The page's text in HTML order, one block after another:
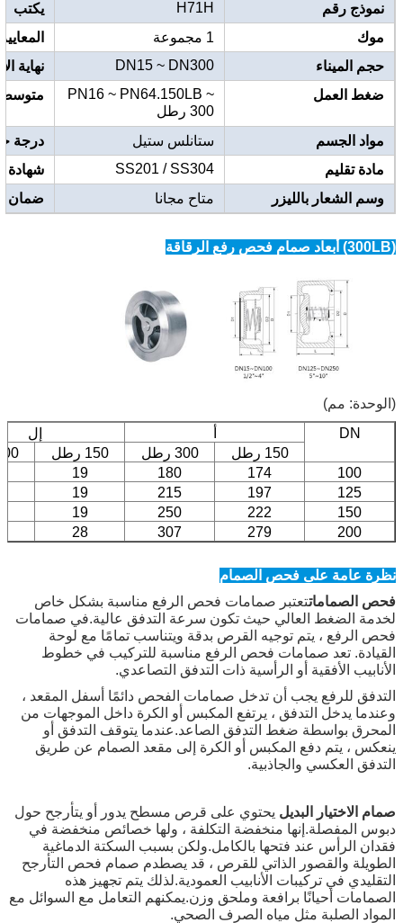
نموذج رقم
H71H
يكتب
موك
1 مجموعة
حجم الميناء
DN15 ~ DN300
نهاية
ضغط العمل
PN16 ~ PN64.150LB ~
300 رطل
متوسط
مواد الجسم ستانلس ستيل
درجة
مادة تقليم
SS201 / SS304
شهادة
وسم الشعار بالليزر
متاح مجانا ضمان
(300LB) أبعاد صمام فحص رفع الرقاقة
(الوحدة: مم)
DN
إل
150 رطل
300 رطل 150 رطل
300
100
174
180
19
125
197
215
19
150
222
250
19
200
279
307
28
نظرة عامة على فحص الصمام
فحص الصماماتتعتبر صمامات فحص الرفع مناسبة بشكل خاص
لخدمة الضغط العالي حيث تكون سرعة التدفق عالية.في صمامات
فحص الرفع ، يتم توجيه القرص بدقة ويتناسب تمامًا مع لوحة
القيادة. تعد صمامات فحص الرفع مناسبة للتركيب في خطوط
الأنابيب الأفقية أو الرأسية ذات التدفق التصاعدي.
التدفق للرفع يجب أن تدخل صمامات الفحص دائمًا أسفل المقعد ،
وعندما يدخل التدفق ، يرتفع المكبس أو الكرة داخل الموجهات من
المحرق بواسطة ضغط التدفق الصاعد.عندما يتوقف التدفق أو
ينعكس ، يتم دفع المكبس أو الكرة إلى مقعد الصمام عن طريق
التدفق العكسي والجاذبية.
صمام الاختيار البديل يحتوي على قرص مسطح يدور أو يتأرجح حول
دبوس المفصلة.إنها منخفضة التكلفة ، ولها خصائص منخفضة في
فقدان الرأس عند فتحها بالكامل.ولكن بسبب السكتة الدماغية
الطويلة والقصور الذاتي للقرص ، قد يصطدم صمام فحص التأرجح
التقليدي في تركيبات الأنابيب العمودية.لذلك يتم تجهيز هذه
الصمامات أحيانًا برافعة وملحق وزن.يمكنهم التعامل مع السوائل مع
المواد الصلبة مثل مياه الصرف الصحي.